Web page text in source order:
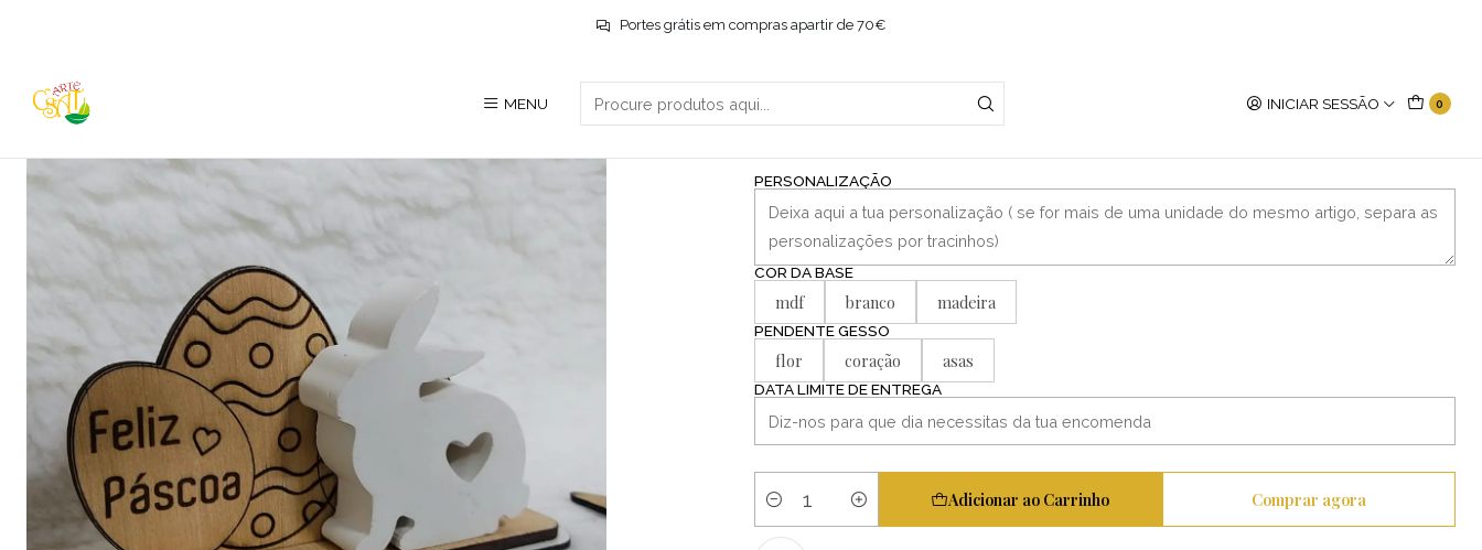
MENU INICIAR SESSÃO 0
Portes grátis em compras apartir de 70€
Início Páscoa Coelho Sentado com Base
Coelho Sentado com Base
PERSONALIZAÇÃO
COR DA BASE
mdf branco madeira
PENDENTE GESSO
flor coração asas
DATA LIMITE DE ENTREGA
Quantidade
Adicionar ao Carrinho Comprar agora